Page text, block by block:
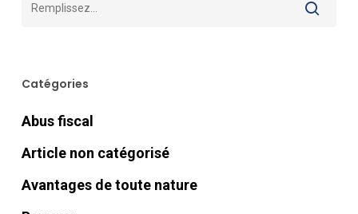
Catégories
Abus fiscal
Article non catégorisé
Avantages de toute nature